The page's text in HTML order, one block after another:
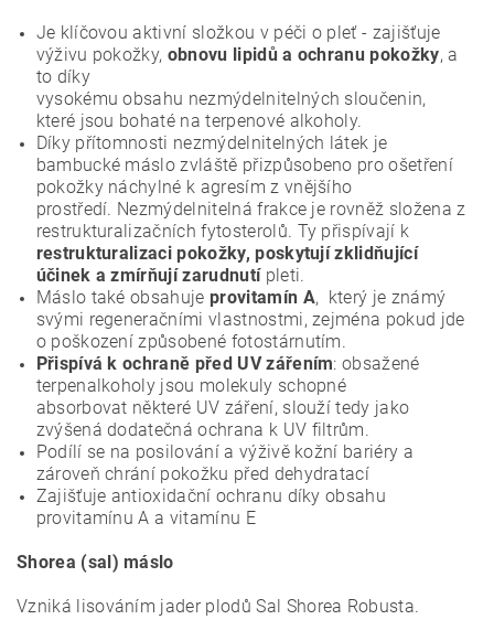
Je klíčovou aktivní složkou v péči o pleť - zajišťuje
výživu pokožky, obnovu lipidů a ochranu pokožky, a
to díky
vysokému obsahu nezmýdelnitelných sloučenin,
které jsou bohaté na terpenové alkoholy.
Díky přítomnosti nezmýdelnitelných látek je
bambucké máslo zvláště přizpůsobeno proošetření
pokožky náchylné k agresím z vnějšího
prostředí. Nezmýdelnitelná frakce je rovněž složena z
restrukturalizačníchfytosterolů. Ty přispívají k
restrukturalizaci pokožky, poskytují zklidňující
účinek a zmírňujízarudnutí pleti.
Máslo také obsahuje provitamín A, který je známý
svými regeneračními vlastnostmi, zejména pokud jde
o poškození způsobené fotostárnutím.
Přispívá k ochraně před UV zářením: obsažené
terpenalkoholy jsou molekuly schopné
absorbovat některé UV záření, slouží tedy jako
zvýšená dodatečná ochrana k UV filtrům.
Podílí se na posilování a výživě kožní bariéry a
zároveň chrání pokožku před dehydratací
Zajišťuje antioxidační ochranu díky obsahu
provitamínu A a vitamínu E
Shorea (sal) máslo
Vzniká lisováním jader plodů Sal Shorea Robusta.